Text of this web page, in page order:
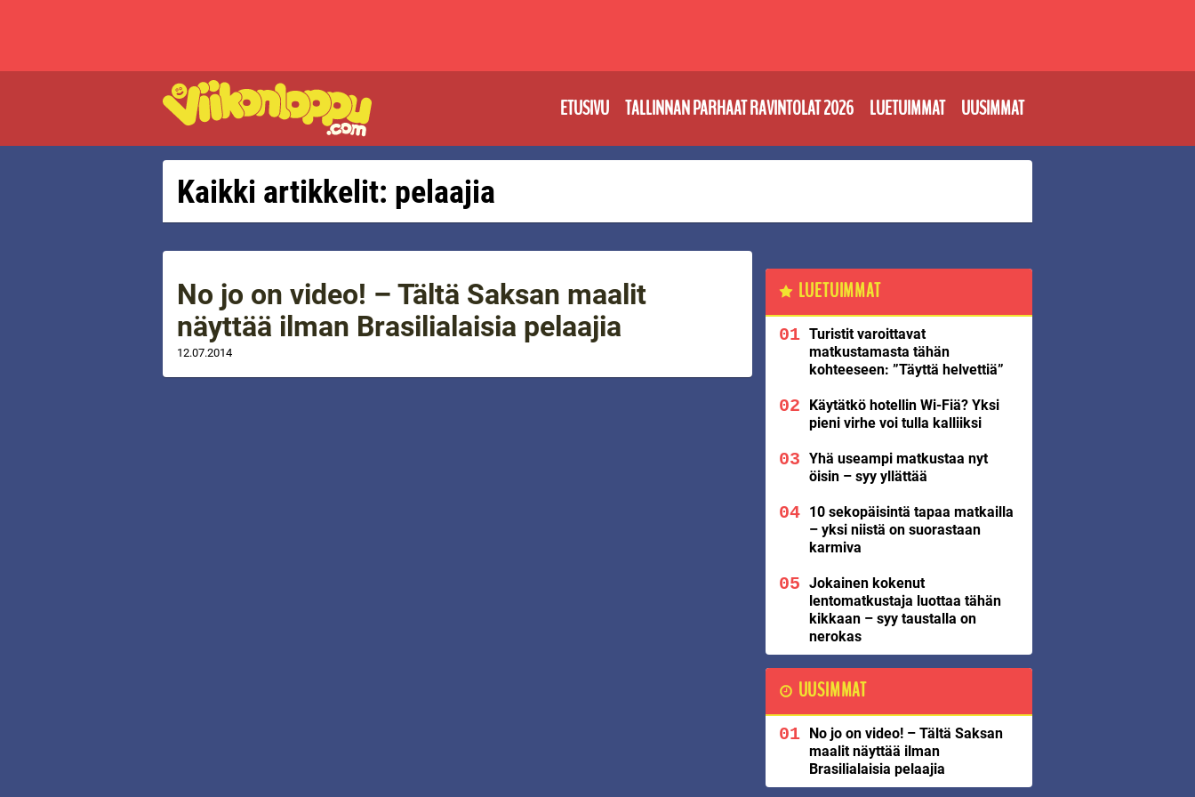
ETUSIVU TALLINNAN PARHAAT RAVINTOLAT 2026 LUETUIMMAT UUSIMMAT
Kaikki artikkelit: pelaajia
No jo on video! – Tältä Saksan maalit
näyttää ilman Brasilialaisia pelaajia
12.07.2014
LUETUIMMAT
Turistit varoittavat
matkustamasta tähän
kohteeseen: ”Täyttä helvettiä”
Käytätkö hotellin Wi-Fiä? Yksi
pieni virhe voi tulla kalliiksi
Yhä useampi matkustaa nyt
öisin – syy yllättää
10 sekopäisintä tapaa matkailla
– yksi niistä on suorastaan
karmiva
Jokainen kokenut
lentomatkustaja luottaa tähän
kikkaan – syy taustalla on
nerokas
UUSIMMAT
No jo on video! – Tältä Saksan
maalit näyttää ilman
Brasilialaisia pelaajia